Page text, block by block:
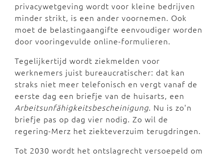
privacywetgeving wordt voor kleine bedrijven
minder strikt, is een ander voornemen. Ook
moet de belastingaangifte eenvoudiger worden
door vooringevulde online-formulieren.
Tegelijkertijd wordt ziekmelden voor
werknemers juist bureaucratischer: dat kan
straks niet meer telefonisch en vergt vanaf de
eerste dag een briefje van de huisarts, een
Arbeitsunfähigkeitsbescheinigung. Nu is zo'n
briefje pas op dag vier nodig. Zo wil de
regering-Merz het ziekteverzuim terugdringen.
Tot 2030 wordt het ontslagrecht versoepeld om